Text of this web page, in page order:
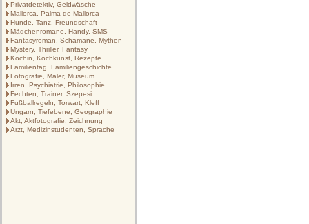
Privatdetektiv, Geldwäsche
Mallorca, Palma de Mallorca
Hunde, Tanz, Freundschaft
Mädchenromane, Handy, SMS
Fantasyroman, Schamane, Mythen
Mystery, Thriller, Fantasy
Köchin, Kochkunst, Rezepte
Familientag, Familiengeschichte
Fotografie, Maler, Museum
Irren, Psychiatrie, Philosophie
Fechten, Trainer, Szepesi
Fußballregeln, Torwart, Kleff
Ungarn, Tiefebene, Geographie
Akt, Aktfotografie, Zeichnung
Arzt, Medizinstudenten, Sprache